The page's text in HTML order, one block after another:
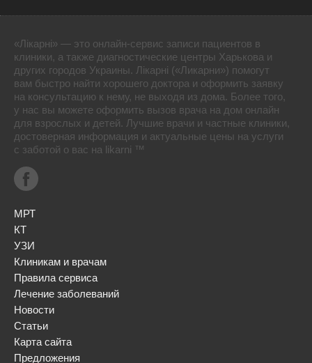
«Лікарні» — это онлайн-сервис записи пациентов в
клиники, а также диагностические центры Харькова и
других городов Украины. Лікарні («Ликарни») помогут
вам быстро найти хорошего доктора и оформить заявку
на консультацию к нему, не выходя из дома. Более того,
у нас вы можете оформить вызов врача на дом онлайн
для взрослых и детей. Лучшие врачи и частные клиники,
достоверная информация и актуальные цены на услуги
с заботой о вас на likarni ™
МРТ
КТ
УЗИ
Клиникам и врачам
Правила сервиса
Лечение заболеваний
Новости
Статьи
Карта сайта
Предложения